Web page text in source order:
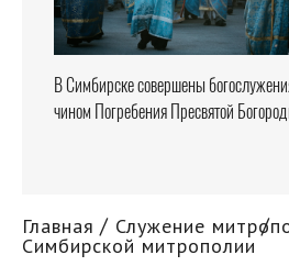
В Симбирске совершены
чином Погребения Пресвятой
Главная Служение
Симбирской митрополии